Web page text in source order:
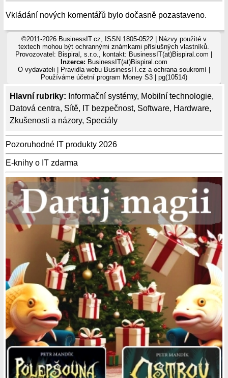
Hlavní rubriky: Informační systémy, Mobilní technologie,
Datová centra, Sítě, IT bezpečnost, Software, Hardware,
Zkušenosti a názory, Speciály
Pozoruhodné IT produkty 2026
E-knihy o IT zdarma
Vkládání nových komentářů bylo dočasně pozastaveno.
©2011-2026 BusinessIT.cz, ISSN 1805-0522 | Názvy použité v
textech mohou být ochrannými známkami příslušných vlastníků.
Provozovatel: Bispiral, s.r.o., kontakt: BusinessIT(at)Bispiral.com |
Inzerce: BusinessIT(at)Bispiral.com
O vydavateli
Pravidla webu BusinessIT.cz a ochrana soukromí|
Používáme účetní program Money S3| pg(10514)